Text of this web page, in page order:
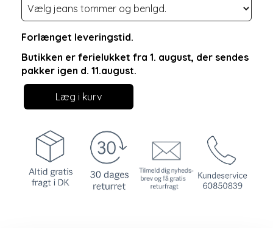
Forlænget leveringstid.
Butikken er ferielukket fra 1. august, der sendes
pakker igen d. 11.august.
Læg i kurv